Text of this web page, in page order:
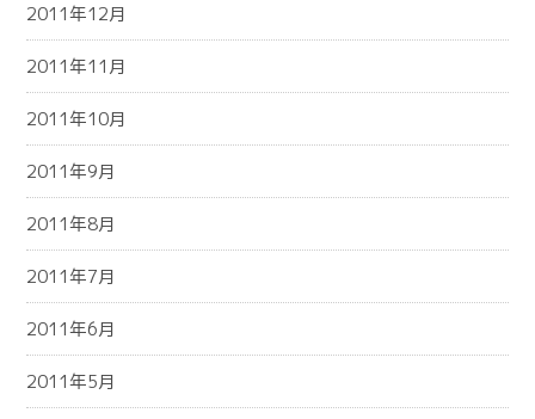
2011年12月
2011年11月
2011年10月
2011年9月
2011年8月
2011年7月
2011年6月
2011年5月